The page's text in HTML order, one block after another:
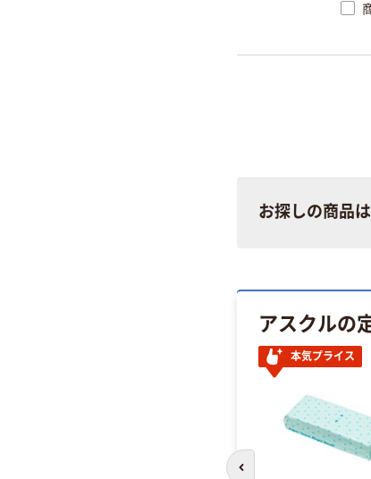
お探しの商品
アスクルの
本気プライス